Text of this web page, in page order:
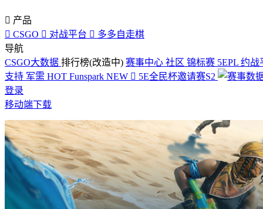
 产品
 CSGO  对战平台  多多自走棋
导航
CSGO大数据 排行榜(改造中) 赛事中心 社区 锦标赛 5EPL 约战
支持 军需 HOT Funspark NEW  5E全民杯邀请赛S2
登录
移动端下载